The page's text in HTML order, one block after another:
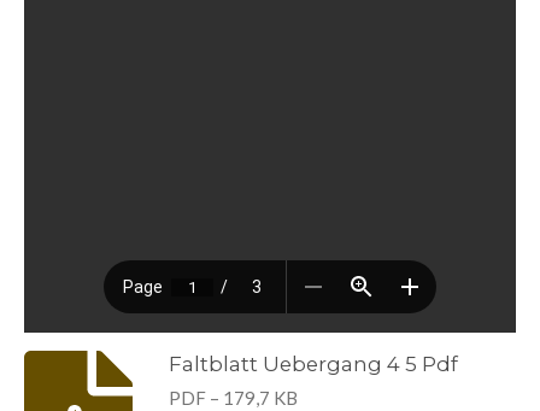
Faltblatt Uebergang 4 5 Pdf
PDF – 179,7 KB